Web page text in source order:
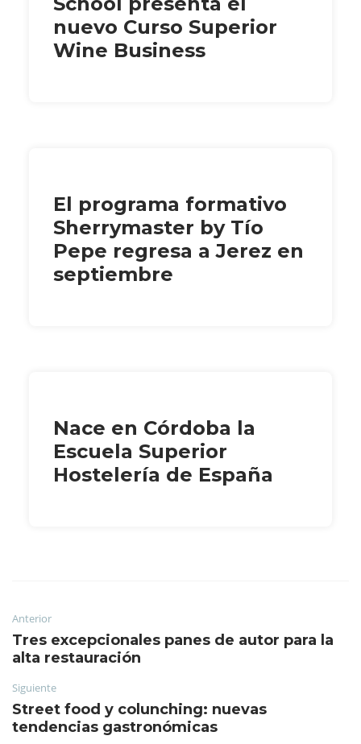
nuevo Curso Superior
Wine Business
El programa formativo
Sherrymaster by Tío
Pepe regresa a Jerez en
septiembre
Nace en Córdoba la
Escuela Superior
Hostelería de España
Anterior
Tres excepcionales panes de autor para la
alta restauración
Siguiente
Street food y colunching: nuevas
tendencias gastronómicas